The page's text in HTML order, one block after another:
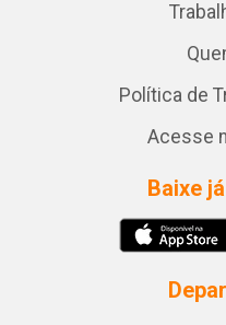
Política de
Acesse
Baixe